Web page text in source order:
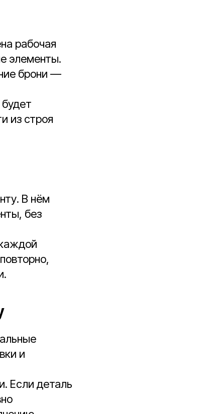
рабочая
элементы.
брони —
из строя
В нём
без
и
Если деталь